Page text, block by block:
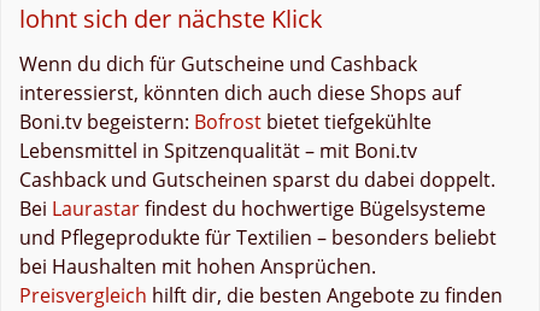
lohnt sich der nächste Klick
Wenn du dich für Gutscheine und Cashback
interessierst, könnten dich auch diese Shops auf
Boni.tv begeistern: Bofrost bietet tiefgekühlte
Lebensmittel in Spitzenqualität – mit Boni.tv
Cashback und Gutscheinen sparst du dabei doppelt.
Bei Laurastarfindest du hochwertige Bügelsysteme
und Pflegeprodukte für Textilien – besonders beliebt
bei Haushalten mit hohen Ansprüchen.
Preisvergleich hilft dir, die besten Angebote zu finden